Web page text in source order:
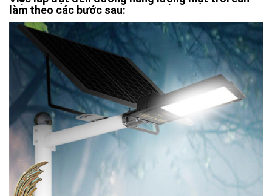
làm theo các bước sau: